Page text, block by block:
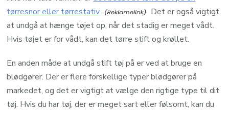
tørresnor eller tørrestativ.
Det er også vigtigt
at undgå at hænge tøjet op, når det stadig er meget vådt.
Hvis tøjet er for vådt, kan det tørre stift og krøllet.
En anden måde at undgå stift tøj på er ved at bruge en
blødgører. Der er flere forskellige typer blødgører på
markedet, og det er vigtigt at vælge den rigtige type til dit
tøj. Hvis du har tøj, der er meget sart eller følsomt, kan du